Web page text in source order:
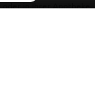
in Ihrer